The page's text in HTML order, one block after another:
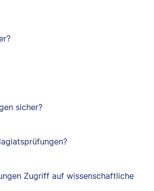
sicher?
Zugriff auf wissenschaftliche